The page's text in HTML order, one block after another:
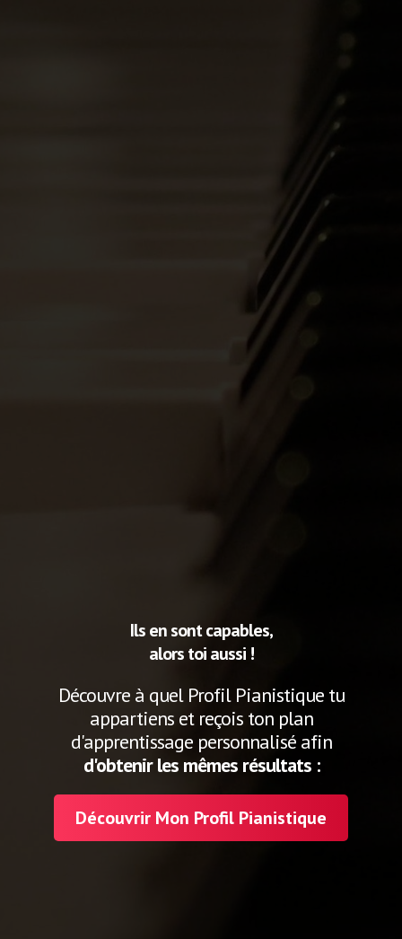
Ils en sont capables,
alors toi aussi !
Découvre à quel Profil Pianistique tu
appartiens et reçois ton plan
d'apprentissage personnalisé afin
d'obtenir les mêmes résultats :
Découvrir Mon Profil Pianistique